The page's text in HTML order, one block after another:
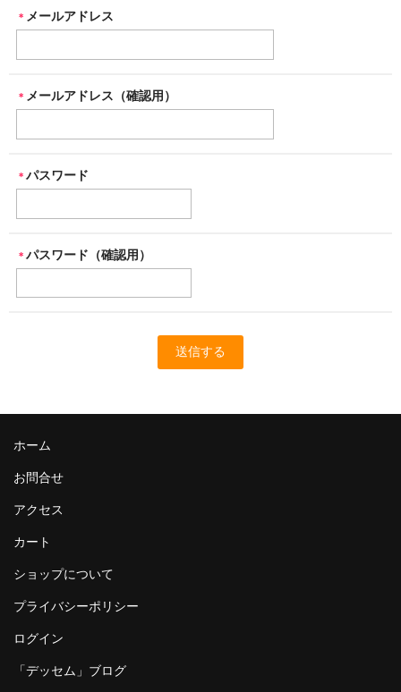
＊ メールアドレス
＊ メールアドレス（確認用）
＊ パスワード
＊ パスワード（確認用）
ホーム
お問合せ
アクセス
カート
ショップについて
プライバシーポリシー
ログイン
「デッセム」ブログ